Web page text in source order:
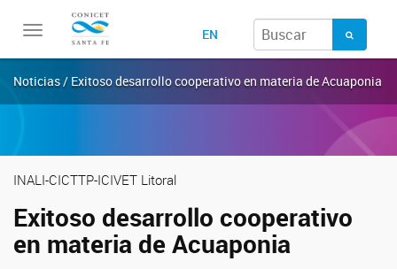
Toggle
EN
Noticias / Exitoso desarrollo cooperativo en materia de Acuaponia
INALI-CICTTP-ICIVET Litoral
Exitoso desarrollo cooperativo
en materia de Acuaponia